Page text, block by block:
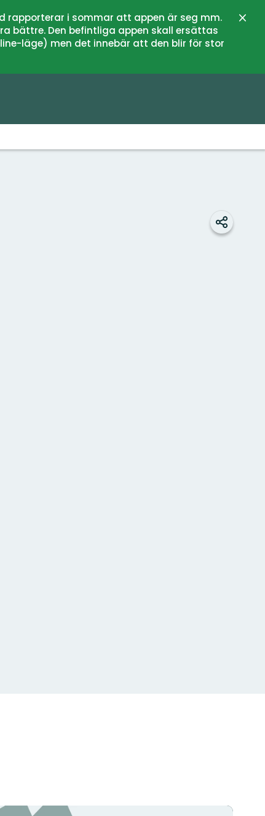
rapporterar i sommar att appen är seg mm.
bättre. Den befintliga appen skall ersättas
läge) men det innebär att den blir för stor
Dela